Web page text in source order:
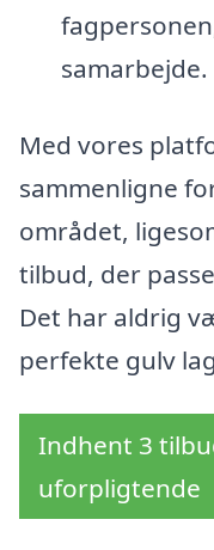
samarbejde.
Med vores
sammenligne
området,
tilbud, der
Det har aldrig
perfekte gulv
Indhent 3
uforpligtende